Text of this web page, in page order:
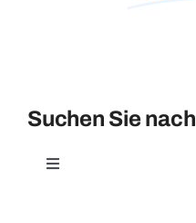
Schlüsselanhänger
Suchen Sie nach
Toggle